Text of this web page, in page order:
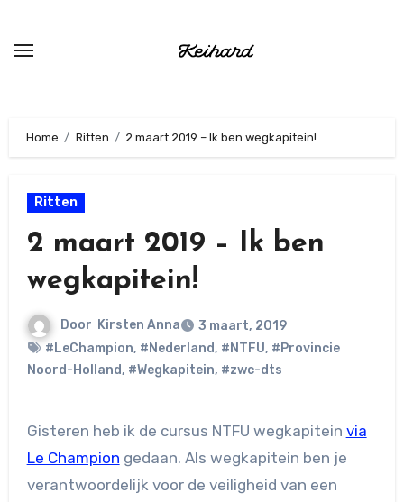
de
Home Ritten 2 maart 2019 – Ik ben wegkapitein!
Ritten
2 maart 2019 – Ik ben
wegkapitein!
Door Kirsten Anna
3 maart, 2019
#LeChampion, #Nederland, #NTFU, #Provincie
Noord-Holland, #Wegkapitein, #zwc-dts
Gisteren heb ik de cursus NTFU wegkapitein via
Le Champion gedaan. Als wegkapitein ben je
verantwoordelijk voor de veiligheid van een